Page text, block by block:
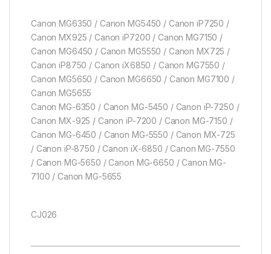
Canon MG6350 / Canon MG5450 / Canon iP7250 /
Canon MX925 / Canon iP7200 / Canon MG7150 /
Canon MG6450 / Canon MG5550 / Canon MX725 /
Canon iP8750 / Canon iX6850 / Canon MG7550 /
Canon MG5650 / Canon MG6650 / Canon MG7100 /
Canon MG5655
Canon MG-6350 / Canon MG-5450 / Canon iP-7250 /
Canon MX-925 / Canon iP-7200 / Canon MG-7150 /
Canon MG-6450 / Canon MG-5550 / Canon MX-725
/ Canon iP-8750 / Canon iX-6850 / Canon MG-7550
/ Canon MG-5650 / Canon MG-6650 / Canon MG-
7100 / Canon MG-5655
CJ026